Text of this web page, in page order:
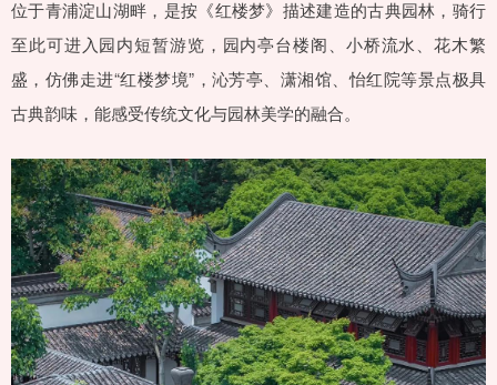
位于青浦淀山湖畔，是按《红楼梦》描述建造的古典园林，骑行
至此可进入园内短暂游览，园内亭台楼阁、小桥流水、花木繁
盛，仿佛走进“红楼梦境”，沁芳亭、潇湘馆、怡红院等景点极具
古典韵味，能感受传统文化与园林美学的融合。